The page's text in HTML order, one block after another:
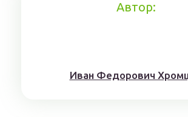
Автор:
Иван Федорович